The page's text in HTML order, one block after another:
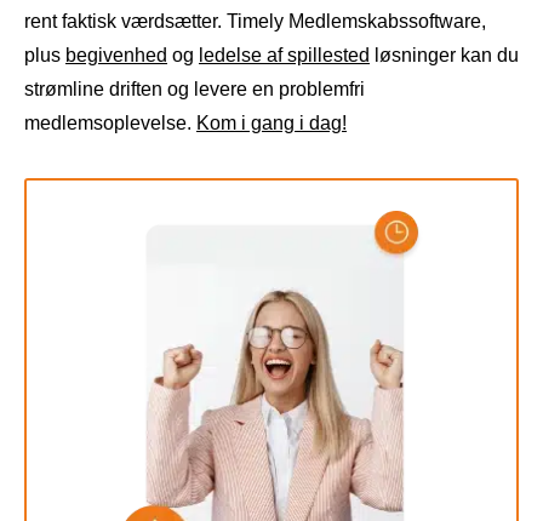
rent faktisk værdsætter. Timely Medlemskabssoftware,
plus begivenhed og ledelse af spillested
løsninger kan du
strømline driften og levere en problemfri
medlemsoplevelse. Kom i gang i dag!